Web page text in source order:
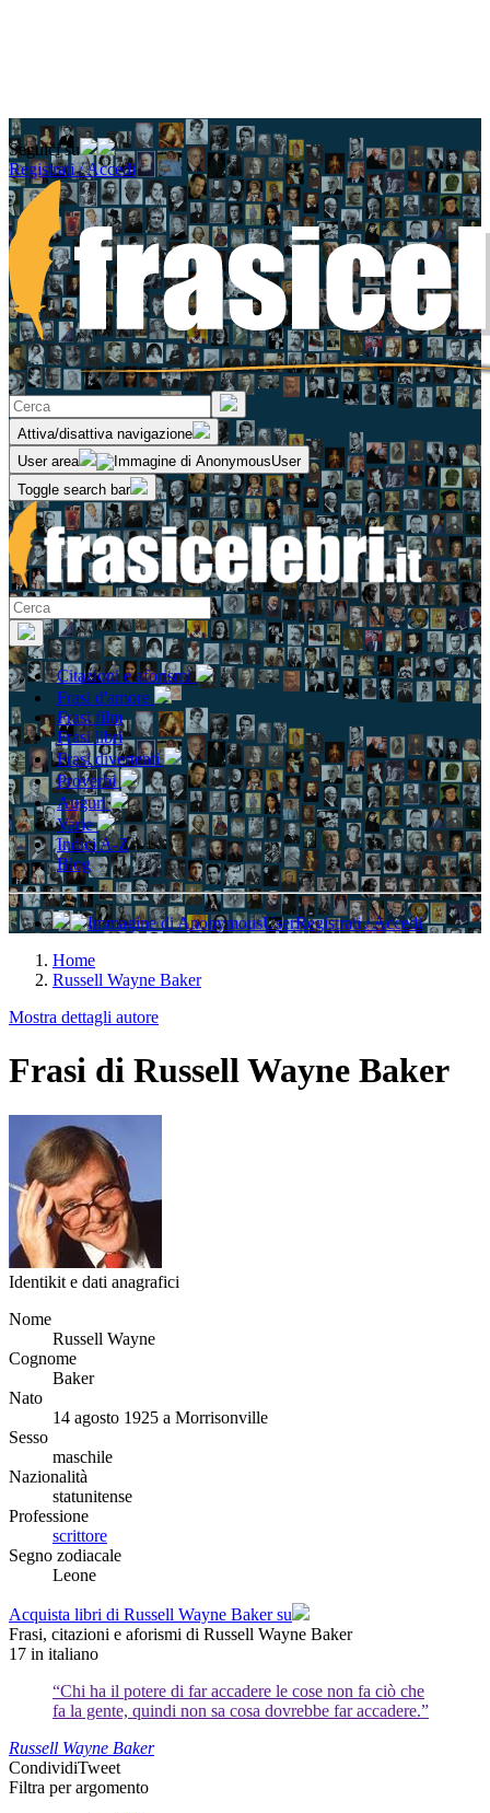
Seguici su
Registrati / Accedi
Attiva/disattiva navigazione
User area
Toggle search bar
Citazioni e aforismi
Frasi d'amore
Frasi film
Frasi libri
Frasi divertenti
Proverbi
Auguri
Varie
Indici A-Z
Blog
Registrati / Accedi
Home
Russell Wayne Baker
Mostra dettagli autore
Frasi di Russell Wayne Baker
Identikit e dati anagrafici
Nome
Russell Wayne
Cognome
Baker
Nato
14 agosto 1925 a Morrisonville
Sesso
maschile
Nazionalità
statunitense
Professione
scrittore
Segno zodiacale
Leone
Acquista libri di Russell Wayne Baker su
Frasi, citazioni e aforismi di Russell Wayne Baker
17 in italiano
“Chi ha il potere di far accadere le cose non fa ciò che
fa la gente, quindi non sa cosa dovrebbe far accadere.”
Russell Wayne Baker
CondividiTweet
Filtra per argomento